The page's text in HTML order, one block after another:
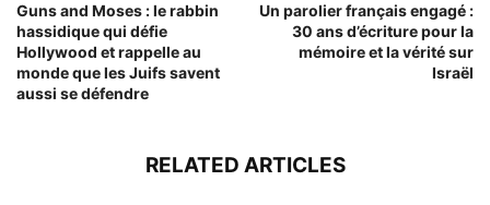
Guns and Moses : le rabbin
hassidique qui défie
Hollywood et rappelle au
monde que les Juifs savent
aussi se défendre
Un parolier français engagé :
30 ans d’écriture pour la
mémoire et la vérité sur
Israël
RELATED ARTICLES